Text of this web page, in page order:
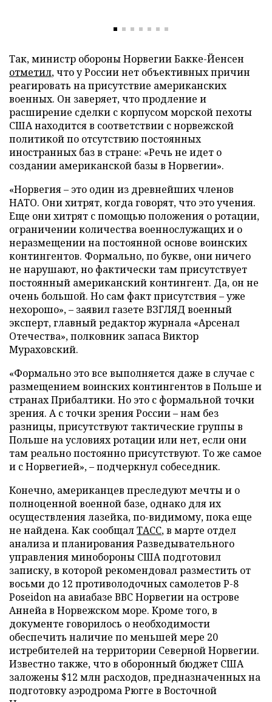
Так, министр обороны Норвегии Бакке-Йенсен
отметил, что у России нет объективных причин
реагировать на присутствие американских
военных. Он заверяет, что продление и
расширение сделки с корпусом морской пехоты
США находится в соответствии с норвежской
политикой по отсутствию постоянных
иностранных баз в стране: «Речь не идет о
создании американской базы в Норвегии».
«Норвегия – это один из древнейших членов
НАТО. Они хитрят, когда говорят, что это учения.
Еще они хитрят с помощью положения о ротации,
ограничении количества военнослужащих и о
неразмещении на постоянной основе воинских
контингентов. Формально, по букве, они ничего
не нарушают, но фактически там присутствует
постоянный американский контингент. Да, он не
очень большой. Но сам факт присутствия – уже
нехорошо», – заявил газете ВЗГЛЯД военный
эксперт, главный редактор журнала «Арсенал
Отечества», полковник запаса Виктор
Мураховский.
«Формально это все выполняется даже в случае с
размещением воинских контингентов в Польше и
странах Прибалтики. Но это с формальной точки
зрения. А с точки зрения России – нам без
разницы, присутствуют тактические группы в
Польше на условиях ротации или нет, если они
там реально постоянно присутствуют. То же самое
и с Норвегией», – подчеркнул собеседник.
Конечно, американцев преследуют мечты и о
полноценной военной базе, однако для их
осуществления лазейка, по-видимому, пока еще
не найдена. Как сообщалТАСС, в марте отдел
анализа и планирования Разведывательного
управления минобороны США подготовил
записку, в которой рекомендовал разместить от
восьми до 12 противолодочных самолетов P-8
Poseidon на авиабазе ВВС Норвегии на острове
Аннейа в Норвежском море. Кроме того, в
документе говорилось о необходимости
обеспечить наличие по меньшей мере 20
истребителей на территории Северной Норвегии.
Известно также, что в оборонный бюджет США
заложены $12 млн расходов, предназначенных на
подготовку аэродрома Рюгге в Восточной